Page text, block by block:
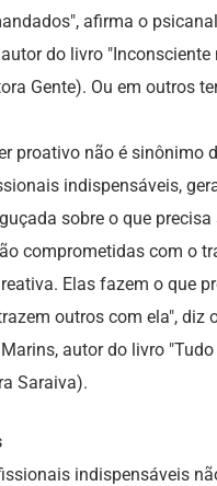
afirma o
do livro "Inconsciente
Gente). Ou em outros
proativo não é sinônimo
indispensáveis,
sobre o que precisa
comprometidas com o
Elas fazem o que
outros com ela", diz
autor do livro
Saraiva).
indispensáveis